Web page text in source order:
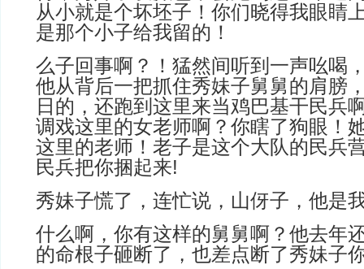
从小就是个坏坯子！你们晓得我眼睛
是那个小子给我留的！
么子回事啊？！猛然间听到一声吆喝
他从背后一把抓住秀妹子舅舅的肩膀
日的，还跑到这里来当鸡巴基干民兵
调戏这里的女老师啊？你瞎了狗眼！
这里的老师！老子是这个大队的民兵
民兵把你捆起来!
秀妹子慌了，连忙说，山伢子，他是
什么啊，你有这样的舅舅啊？他去年
的命根子砸断了，也差点断了秀妹子